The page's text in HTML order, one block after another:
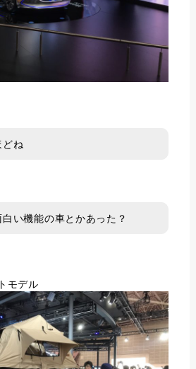
どね
白い機能の車とかあった？
モデル